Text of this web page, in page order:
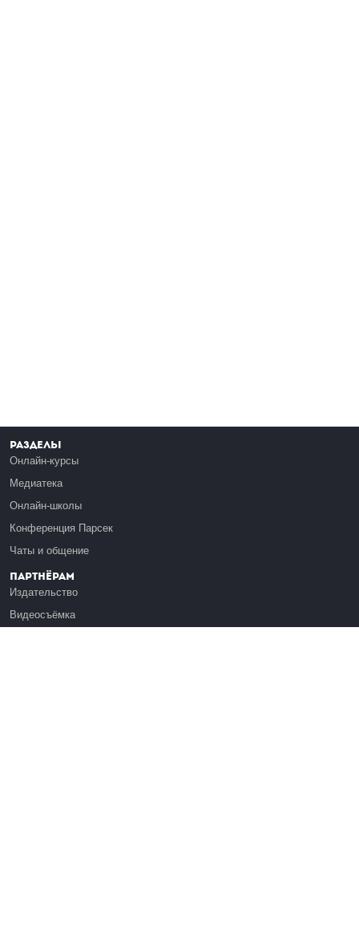
Разделы
Онлайн-курсы
Медиатека
Онлайн-школы
Конференция Парсек
Чаты и общение
Партнёрам
Издательство
Видеосъёмка